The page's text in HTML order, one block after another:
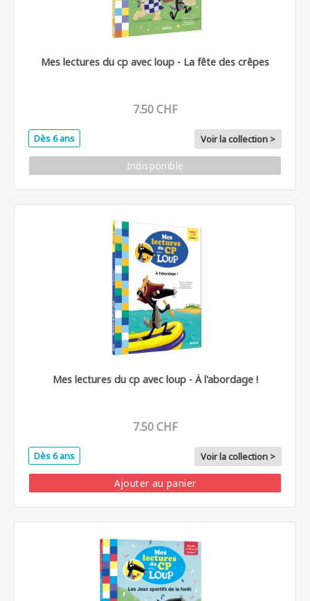
Mes lectures du cp avec loup - La fête des crêpes
7.50 CHF
Dès 6 ans Voir la collection >
Indisponible
Mes lectures du cp avec loup - À l'abordage !
7.50 CHF
Dès 6 ans Voir la collection >
Ajouter au panier